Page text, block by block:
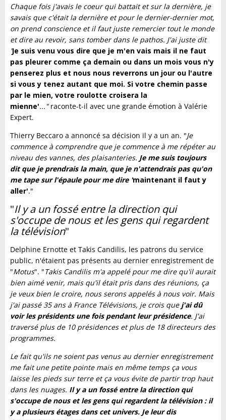
Chaque fois j'avais le coeur qui battait et sur la dernière, je
savais que c'était la dernière et pour le dernier-dernier mot,
on prend conscience et il faut juste remercier tout le monde
et dire au revoir, sans tomber dans le pathos. J'ai juste dit
'Je suis venu vous dire que je m'en vais mais il ne faut
pas pleurer comme ça demain ou dans un mois vous n'y
penserez plus et nous nous reverrons un jour ou l'autre
si vous y tenez autant que moi. Si votre chemin passe
par le mien, votre roulotte croisera la
mienne'..."raconte-t-il avec une grande émotion à Valérie
Expert.
Thierry Beccaro a annoncé sa décision il y a un an. "Je
commence à comprendre que je commence à me répéter au
niveau des vannes, des plaisanteries. Je me suis toujours
dit que je prendrais la main, que je n'attendrais pas qu'on
me tape sur l'épaule pour me dire 'maintenant il faut y
aller'."
"Il y a un fossé entre la direction qui
s'occupe de nous et les gens qui regardent
la télévision"
Delphine Ernotte et Takis Candilis, les patrons du service
public, n'étaient pas présents au dernier enregistrement de
"Motus". "Takis Candilis m'a appelé pour me dire qu'il aurait
bien aimé venir, mais qu'il était pris dans des réunions, ça
je veux bien le croire, nous serons appelés à nous voir. Mais
j'ai passé 35 ans à France Télévisions, je crois quej'ai dû
voir les présidents une fois pendant leur présidence. J'ai
traversé plus de 10 présidences et plus de 18 directeurs des
programmes.
Le fait qu'ils ne soient pas venus au dernier enregistrement
me fait une petite pointe mais en même temps ça vous
laisse les pieds sur terre et ça vous évite de partir trop haut
dans les nuages. Il y a un fossé entre la direction qui
s'occupe de nous et les gens qui regardent la télévision : il
y a plusieurs étages dans cet univers. Je leur dis